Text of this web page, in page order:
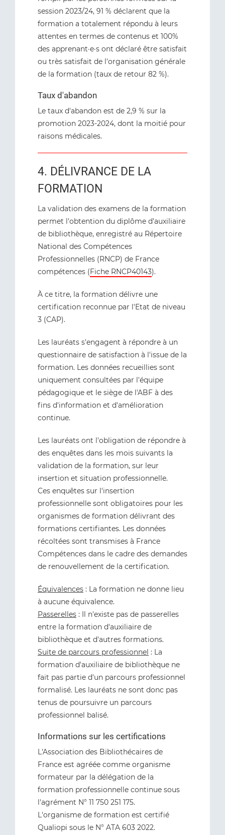
session 2023/24, 91 % déclarent que la
formation a totalement répondu à leurs
attentes en termes de contenus et 100%
des apprenant·e·s ont déclaré être satisfait
ou très satisfait de l'organisation générale
de la formation (taux de retour 82 %).
Taux d'abandon
Le taux d'abandon est de 2,9 % sur la
promotion 2023-2024, dont la moitié pour
raisons médicales.
4. DÉLIVRANCE DE LA
FORMATION
La validation des examens de la formation
permet l'obtention du diplôme d'auxiliaire
de bibliothèque, enregistré au Répertoire
National des Compétences
Professionnelles (RNCP) de France
compétences (Fiche RNCP40143).
À ce titre, la formation délivre une
certification reconnue par l'Etat de niveau
3 (CAP).
Les lauréats s'engagent à répondre à un
questionnaire de satisfaction à l'issue de la
formation. Les données recueillies sont
uniquement consultées par l'équipe
pédagogique et le siège de l'ABF à des
fins d'information et d'amélioration
continue.
Les lauréats ont l'obligation de répondre à
des enquêtes dans les mois suivants la
validation de la formation, sur leur
insertion et situation professionnelle.
Ces enquêtes sur l'insertion
professionnelle sont obligatoires pour les
organismes de formation délivrant des
formations certifiantes. Les données
récoltées sont transmises à France
Compétences dans le cadre des demandes
de renouvellement de la certification.
Équivalences : La formation ne donne lieu
à aucune équivalence.
Passerelles : Il n'existe pas de passerelles
entre la formation d'auxiliaire de
bibliothèque et d'autres formations.
Suite de parcours professionnel : La
formation d'auxiliaire de bibliothèque ne
fait pas partie d'un parcours professionnel
formalisé. Les lauréats ne sont donc pas
tenus de poursuivre un parcours
professionnel balisé.
Informations sur les certifications
L'Association des Bibliothécaires de
France est agréée comme organisme
formateur par la délégation de la
formation professionnelle continue sous
l'agrément N° 11 750 251 175.
L'organisme de formation est certifié
Qualiopi sous le N° ATA 603 2022.